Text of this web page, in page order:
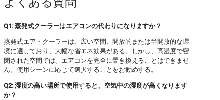
Q1: 蒸発式クーラーはエアコンの代わりになりますか？
蒸発式エア・クーラーは、広い空間、開放的または半開放的な環
境に適しており、大幅な省エネ効果がある。しかし、高湿度で密
閉された空間では、エアコンを完全に置き換えることはできませ
ん。使用シーンに応じて選択することをお勧めする。
Q2: 湿度の高い場所で使用すると、空気中の湿度が高くなります
か？